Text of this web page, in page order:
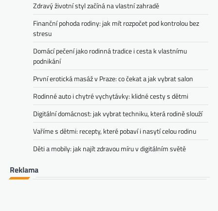
Zdravý životní styl začíná na vlastní zahradě
Finanční pohoda rodiny: jak mít rozpočet pod kontrolou bez
stresu
Domácí pečení jako rodinná tradice i cesta k vlastnímu
podnikání
První erotická masáž v Praze: co čekat a jak vybrat salon
Rodinné auto i chytré vychytávky: klidné cesty s dětmi
Digitální domácnost: jak vybrat techniku, která rodině slouží
Vaříme s dětmi: recepty, které pobaví i nasytí celou rodinu
Děti a mobily: jak najít zdravou míru v digitálním světě
Reklama